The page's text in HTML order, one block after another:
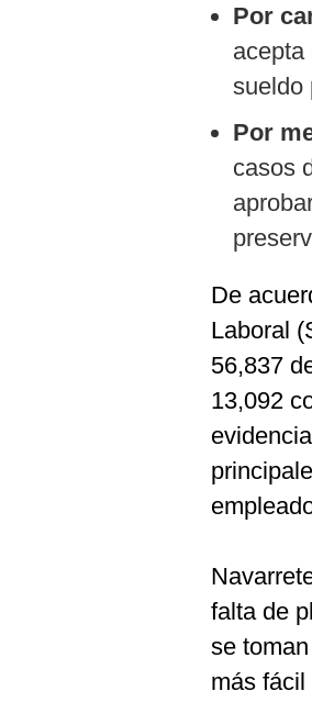
Por
acepta
sueldo
Por
casos
De
Laboral
56,837
13,092
falta de
se
más